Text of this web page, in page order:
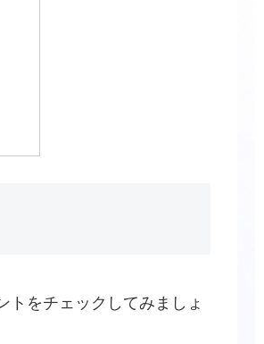
トをチェックしてみましょ